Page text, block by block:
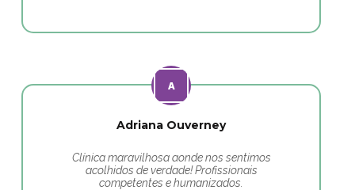
Adriana Ouverney
Clínica maravilhosa aonde nos sentimos
acolhidos de verdade! Profissionais
competentes e humanizados.